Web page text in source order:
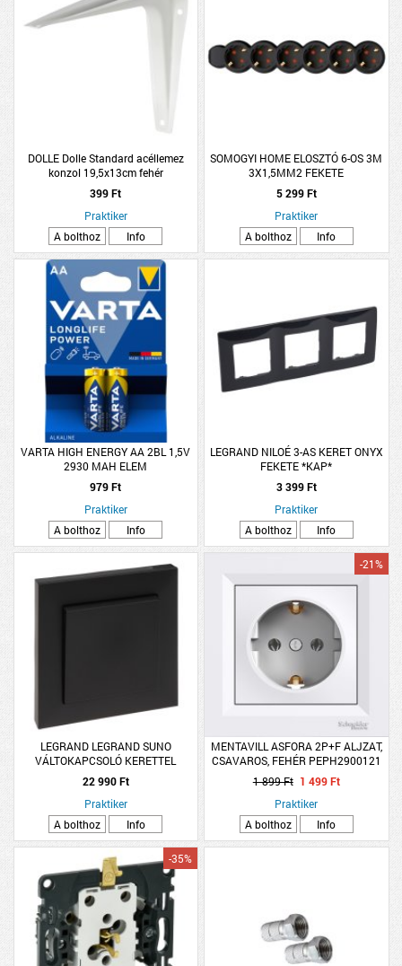
DOLLE Dolle Standard acéllemez
konzol 19,5x13cm fehér
399 Ft
Praktiker
A bolthoz
Info
SOMOGYI HOME ELOSZTÓ 6-OS 3M
3X1,5MM2 FEKETE
5 299 Ft
Praktiker
A bolthoz
Info
VARTA HIGH ENERGY AA 2BL 1,5V
2930 MAH ELEM
979 Ft
Praktiker
A bolthoz
Info
LEGRAND NILOÉ 3-AS KERET ONYX
FEKETE *KAP*
3 399 Ft
Praktiker
A bolthoz
Info
LEGRAND LEGRAND SUNO
VÁLTOKAPCSOLÓ KERETTEL
FEKETE 5 DB/CSOMAG
22 990 Ft
Praktiker
A bolthoz
Info
MENTAVILL ASFORA 2P+F ALJZAT,
CSAVAROS, FEHÉR PEPH2900121
KERETTEL
-21%
1 899 Ft 1 499 Ft
Praktiker
A bolthoz
Info
-35%